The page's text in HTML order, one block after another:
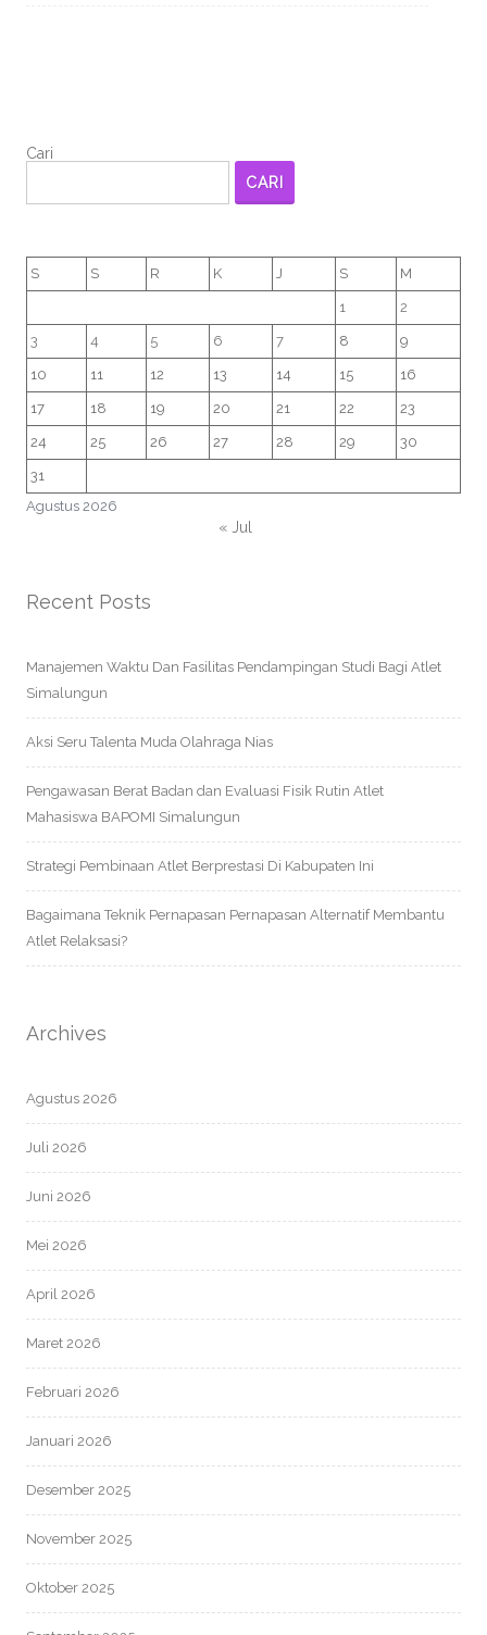
Cari
CARI
Agustus 2026
S S R K J S M
1 2
3 4 5 6 7 8 9
10 11 12 13 14 15 16
17 18 19 20 21 22 23
24 25 26 27 28 29 30
31
« Jul
Recent Posts
Manajemen Waktu Dan Fasilitas Pendampingan Studi Bagi Atlet
Simalungun
Aksi Seru Talenta Muda Olahraga Nias
Pengawasan Berat Badan dan Evaluasi Fisik Rutin Atlet
Mahasiswa BAPOMI Simalungun
Strategi Pembinaan Atlet Berprestasi Di Kabupaten Ini
Bagaimana Teknik Pernapasan Pernapasan Alternatif Membantu
Atlet Relaksasi?
Archives
Agustus 2026
Juli 2026
Juni 2026
Mei 2026
April 2026
Maret 2026
Februari 2026
Januari 2026
Desember 2025
November 2025
Oktober 2025